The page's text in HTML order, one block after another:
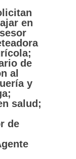
en
de
al
y
salud;
de